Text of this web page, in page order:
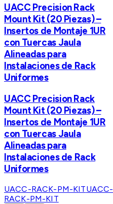
UACC Precision Rack
Mount Kit (20 Piezas) –
Insertos de Montaje 1UR
con Tuercas Jaula
Alineadas para
Instalaciones de Rack
Uniformes
UACC Precision Rack
Mount Kit (20 Piezas) –
Insertos de Montaje 1UR
con Tuercas Jaula
Alineadas para
Instalaciones de Rack
Uniformes
UACC-RACK-PM-KITUACC-
RACK-PM-KIT